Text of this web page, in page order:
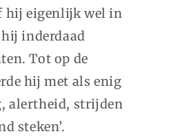
hij eigenlijk wel in
inderdaad
Tot op de
hij met als enig
alertheid, strijden
steken’.